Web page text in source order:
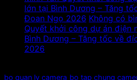
lớn tại Bình Dương – Tăng
Đoan Ngọ 2026 Không có
Quyết khởi công dự án điện
Bình Dương – Tăng tốc về
2026
bo quan ly camera bo tap chung